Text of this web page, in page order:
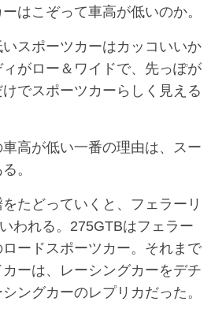
はこぞって車高が低いのか。
スポーツカーはカッコいいか
がロー＆ワイドで、先っぽが
でスポーツカーらしく見える
高が低い一番の理由は、スー
。
たどっていくと、フェラーリ
われる。275GTBはフェラー
ードスポーツカー。それまで
ーは、レーシングカーをデチ
ングカーのレプリカだった。